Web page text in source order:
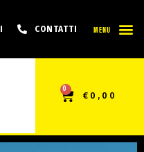
CONTATTI MENU
€ 0,00
0